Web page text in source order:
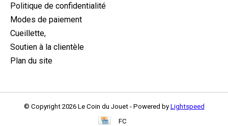
Politique de confidentialité
Modes de paiement
Cueillette,
Soutien à la clientèle
Plan du site
© Copyright 2026 Le Coin du Jouet - Powered by Lightspeed
FC